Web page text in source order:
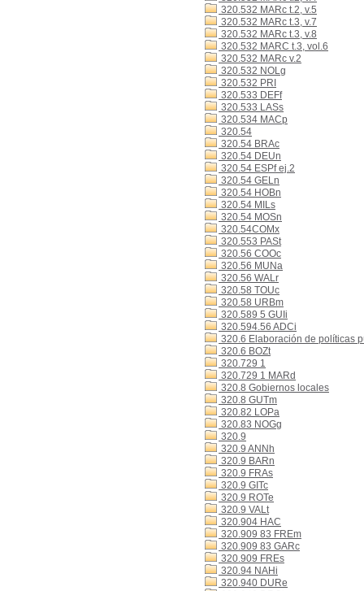
320.532 MARc t.2, v.5
320.532 MARc t.3, v.7
320.532 MARc t.3, v.8
320.532 MARC t.3, vol.6
320.532 MARc v.2
320.532 NOLg
320.532 PRI
320.533 DEFf
320.533 LASs
320.534 MACp
320.54
320.54 BRAc
320.54 DEUn
320.54 ESPf ej.2
320.54 GELn
320.54 HOBn
320.54 MILs
320.54 MOSn
320.54COMx
320.553 PASt
320.56 COOc
320.56 MUNa
320.56 WALr
320.58 TOUc
320.58 URBm
320.589 5 GUIi
320.594.56 ADCi
320.6 Elaboración de políticas
320.6 BOZt
320.729 1
320.729 1 MARd
320.8 Gobiernos locales
320.8 GUTm
320.82 LOPa
320.83 NOGg
320.9
320.9 ANNh
320.9 BARn
320.9 FRAs
320.9 GITc
320.9 ROTe
320.9 VALt
320.904 HAC
320.909 83 FREm
320.909 83 GARc
320.909 FREs
320.94 NAHi
320.940 DURe